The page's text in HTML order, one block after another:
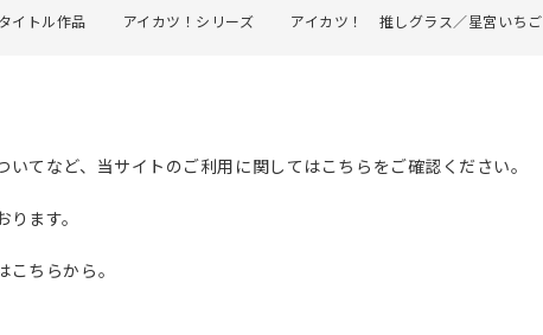
イトル作品 アイカツ！シリーズ アイカツ！ 推しグラス／星宮いちご
てなど、当サイトのご利用に関してはこちらをご確認ください。
ます。
ちらから。